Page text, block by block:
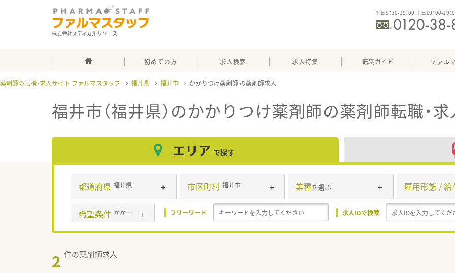
株式会社メディカルリソース
平日9：30-19：00 土日10：00-19：
初めての方 求人検索 求人特集 転職ガイド ファル
薬剤師の転職・求人サイト ファルマスタッフ 福井県 福井市 かかりつけ薬剤師
福井市（福井県）のかかりつけ薬剤師の薬剤師転職・
エリア で探す
都道府県 福井県 市区町村 福井市 業種を選ぶ 雇用形態 / 給
希望条件 かかりつけ薬剤師 フリーワード 求人IDで検索
2 件の薬剤師求人